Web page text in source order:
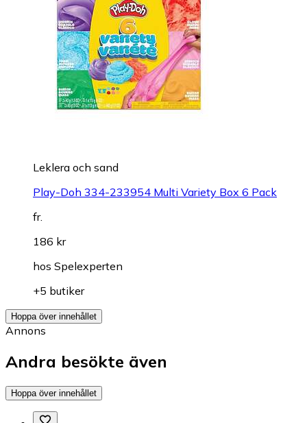
Leklera och sand
Play-Doh 334-233954 Multi Variety Box 6 Pack
fr.
186 kr
hos Spelexperten
+5 butiker
Hoppa över innehållet
Annons
Andra besökte även
Hoppa över innehållet